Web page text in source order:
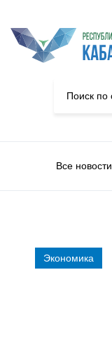
Все новости
Экономика